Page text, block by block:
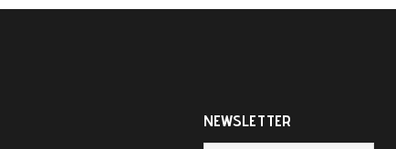
NEWSLETTER